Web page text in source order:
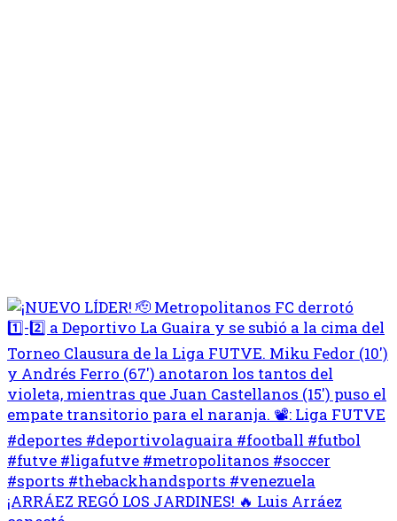
¡ARRÁEZ REGÓ LOS JARDINES! 🔥 Luis Arráez